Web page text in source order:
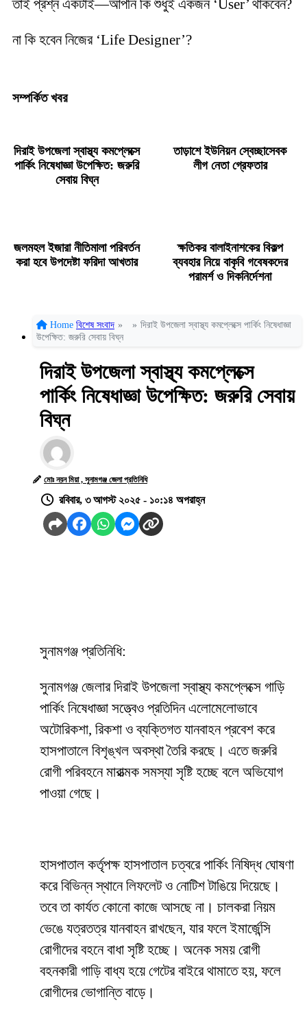
তাই প্রশ্ন একটাই—আপনি কি শুধুই একজন ‘User’ থাকবেন?
না কি হবেন নিজের ‘Life Designer’?
সম্পর্কিত খবর
দিরাই উপজেলা স্বাস্থ্য কমপ্লেক্সে
পার্কিং নিষেধাজ্ঞা উপেক্ষিত: জরুরি
সেবায় বিঘ্ন
তাড়াশে ইউনিয়ন স্বেচ্ছাসেবক
লীগ নেতা গ্রেফতার
জলমহল ইজারা নীতিমালা পরিবর্তন
করা হবে উপদেষ্টা ফরিদা আখতার
ক্ষতিকর বালাইনাশকের বিকল্প
ব্যবহার নিয়ে বাকৃবি গবেষকদের
পরামর্শ ও দিকনির্দেশনা
Home বিশেষ সংবাদ » » দিরাই উপজেলা স্বাস্থ্য কমপ্লেক্সে পার্কিং নিষেধাজ্ঞা
উপেক্ষিত: জরুরি সেবায় বিঘ্ন
দিরাই উপজেলা স্বাস্থ্য কমপ্লেক্সে
পার্কিং নিষেধাজ্ঞা উপেক্ষিত: জরুরি সেবায়
বিঘ্ন
মোঃ নয়ন মিয়া , সুনামগঞ্জ জেলা প্রতিনিধি
রবিবার, ৩ আগস্ট ২০২৫ - ১০:১৪ অপরাহ্ন
সুনামগঞ্জ প্রতিনিধি:
সুনামগঞ্জ জেলার দিরাই উপজেলা স্বাস্থ্য কমপ্লেক্সে গাড়ি
পার্কিং নিষেধাজ্ঞা সত্ত্বেও প্রতিদিন এলোমেলোভাবে
অটোরিকশা, রিকশা ও ব্যক্তিগত যানবাহন প্রবেশ করে
হাসপাতালে বিশৃঙ্খল অবস্থা তৈরি করছে। এতে জরুরি
রোগী পরিবহনে মারাত্মক সমস্যা সৃষ্টি হচ্ছে বলে অভিযোগ
পাওয়া গেছে।
হাসপাতাল কর্তৃপক্ষ হাসপাতাল চত্বরে পার্কিং নিষিদ্ধ ঘোষণা
করে বিভিন্ন স্থানে লিফলেট ও নোটিশ টাঙিয়ে দিয়েছে।
তবে তা কার্যত কোনো কাজে আসছে না। চালকরা নিয়ম
ভেঙে যত্রতত্র যানবাহন রাখছেন, যার ফলে ইমার্জেন্সি
রোগীদের বহনে বাধা সৃষ্টি হচ্ছে। অনেক সময় রোগী
বহনকারী গাড়ি বাধ্য হয়ে গেটের বাইরে থামাতে হয়, ফলে
রোগীদের ভোগান্তি বাড়ে।